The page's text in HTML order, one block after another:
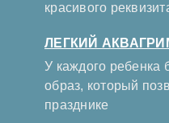
красивого
ЛЕГКИЙ
У каждого ребенка
образ, который
празднике